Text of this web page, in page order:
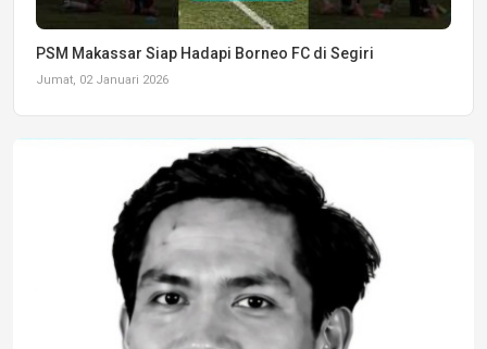
PSM Makassar Siap Hadapi Borneo FC di Segiri
Jumat, 02 Januari 2026